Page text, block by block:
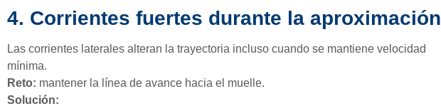
4. Corrientes fuertes durante la aproximación
Las corrientes laterales alteran la trayectoria incluso cuando se mantiene velocidad
mínima.
Reto: mantener la línea de avance hacia el muelle.
Solución: